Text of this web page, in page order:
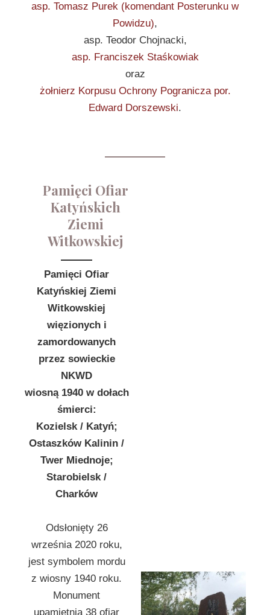
asp. Tomasz Purek (komendant Posterunku w
Powidzu),
asp. Teodor Chojnacki,
asp. Franciszek Staśkowiak
oraz
żołnierz Korpusu Ochrony Pogranicza por.
Edward Dorszewski.
Pamięci Ofiar
Katyńskich
Ziemi
Witkowskiej
Pamięci Ofiar
Katyńskiej Ziemi
Witkowskiej
więzionych i
zamordowanych
przez sowieckie
NKWD
wiosną 1940 w dołach
śmierci:
Kozielsk / Katyń;
Ostaszków Kalinin /
Twer Miednoje;
Starobielsk /
Charków
Odsłonięty 26
września 2020 roku,
jest symbolem mordu
z wiosny 1940 roku.
Monument
upamiętnia 38 ofiar